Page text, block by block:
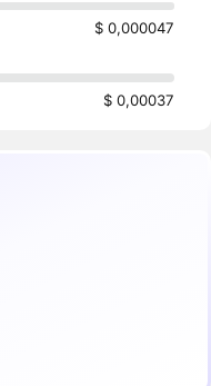
$ 0,000047
$ 0,00037